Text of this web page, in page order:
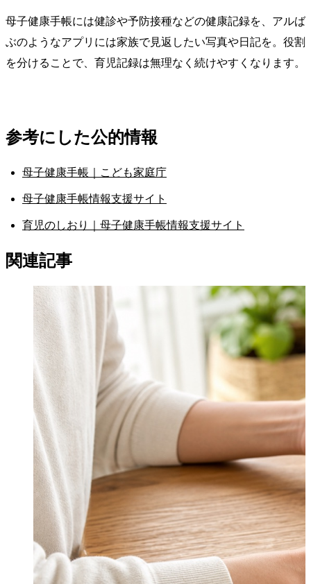
母子健康手帳には健診や予防接種などの健康記録を、アルば
ぶのようなアプリには家族で見返したい写真や日記を。役割
を分けることで、育児記録は無理なく続けやすくなります。
参考にした公的情報
母子健康手帳｜こども家庭庁
母子健康手帳情報支援サイト
育児のしおり｜母子健康手帳情報支援サイト
関連記事